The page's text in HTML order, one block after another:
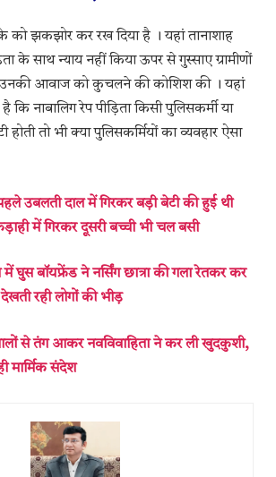
को झकझोर कर रख दिया है । यहां तानाशाह
के साथ न्याय नहीं किया ऊपर से गुस्साए ग्रामीणों
उनकी आवाज को कुचलने की कोशिश की । यहां
कि नाबालिग रेप पीड़िता किसी पुलिसकर्मी या
होती तो भी क्या पुलिसकर्मियों का व्यवहार ऐसा
उबलती दाल में गिरकर बड़ी बेटी की हुई थी
में गिरकर दूसरी बच्ची भी चल बसी
घुस बॉयफ्रेंड ने नर्सिंग छात्रा की गला रेतकर कर
देखती रही लोगों की भीड़
से तंग आकर नवविवाहिता ने कर ली खुदकुशी,
मार्मिक संदेश